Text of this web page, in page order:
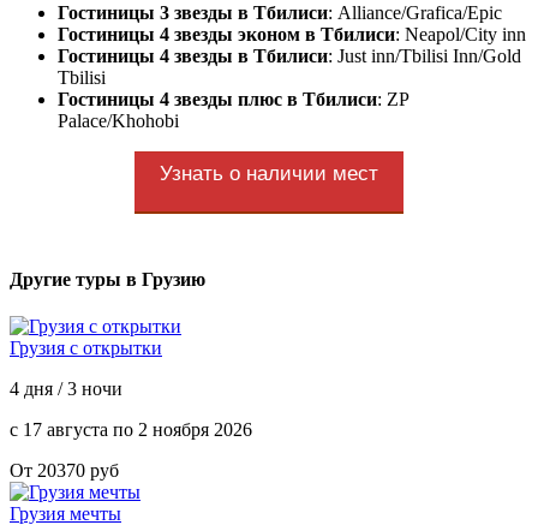
Гостиницы 3 звезды в Тбилиси: Alliance/Grafica/Epic
Гостиницы 4 звезды эконом в Тбилиси: Neapol/City inn
Гостиницы 4 звезды в Тбилиси: Just inn/Tbilisi Inn/Gold
Tbilisi
Гостиницы 4 звезды плюс в Тбилиси: ZP
Palace/Khohobi
Узнать о наличии мест
Другие туры в Грузию
Грузия с открытки
4 дня / 3 ночи
с 17 августа по 2 ноября 2026
От 20370 руб
Грузия мечты